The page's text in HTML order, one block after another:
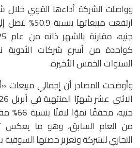
وواصلت الشركة أداءها القوي خلال
كواحدة من أسرع شركات
السنوات الخمس الأخيرة.
وأوضحت المصادر أن إجمالي مبيعات
جنيه،
من العام السابق، وهو ما يعكس
التجاري للشركة وتعزيز حصتها